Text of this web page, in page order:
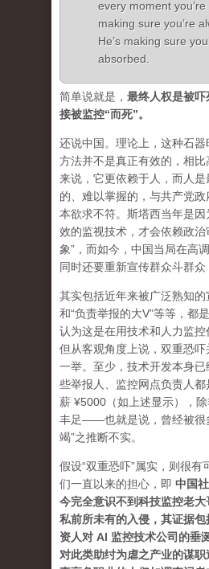
every moment you’re
making sure you’re
He’s making sure
absorbed.
简单说就是， 最终人权是被
接被监控“而死”。
还说中国。理论上，这种石
方法并不是真正有效的，相
来说，它更依赖于人，而人
的、难以掌握的，与共产党
本欲求不符。斯塔西当年是
效的监视技术，才会依赖政治
象”，而如今，中国当局在高
同时还要重新宣传群众斗群众
其实包括近年来被广泛熟知的
和“负责举报的大V”等等，都
认为这是在用技术和人力监控
但从客观角度上说，双重恐
一举。至少，技术开发本身
些举报人、监控网点负责人
薪 ¥5000（如上述显示），
丰足——也就是说，曾经被很
竭”之推断不实。
假设“双重恐吓”属实，则很有
们一直以来的担心，即 中国
今完全意识不到科技监控老
私前所未有的入侵，其证据
资人对 AI 监控技术公司的垂
对此类助纣为虐之产业的谋